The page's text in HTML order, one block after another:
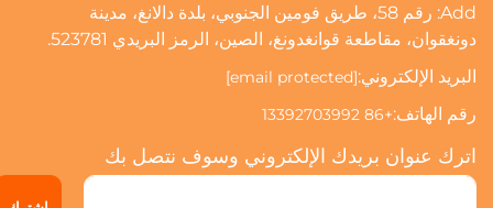
Add: رقم 58، طريق فومين الجنوبي، بلدة دالانغ، مدينة
دونغقوان، مقاطعة قوانغدونغ، الصين، الرمز البريدي 523781.
البريد الإلكتروني:[email protected]
رقم الهاتف:+86 13392703992
اترك عنوان بريدك الإلكتروني وسوف نتصل بك